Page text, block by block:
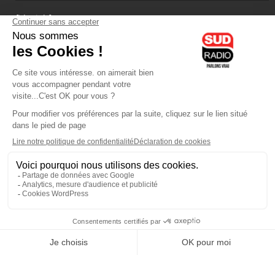
fiducial.fr
lyoncapitale.fr
olympique-et-lyonnais.com
L'application Iphone / Android
Téléchargez l'application
Les cookies
Gestion des cookies
Crédit photos : ©Sud Radio / Pierre Olivier
Judith Beller
Les Vraies Voix
Yvan Cujious
Loft Music Sud Radio